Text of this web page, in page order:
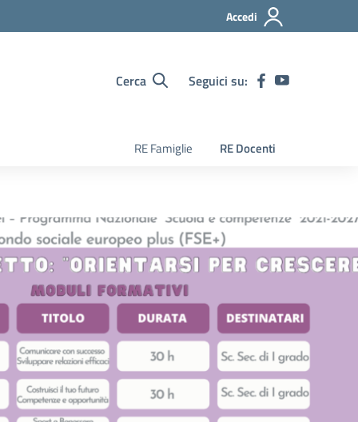
Accedi
Cerca Seguici su:
RE Famiglie RE Docenti